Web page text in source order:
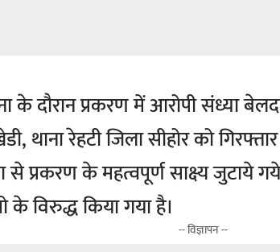
के दौरान प्रकरण में आरोपी संध्या
थाना रेहटी जिला सीहोर को
से प्रकरण के महत्वपूर्ण साक्ष्य जुटाये
विरुद्ध किया गया है।
-- विज्ञापन --